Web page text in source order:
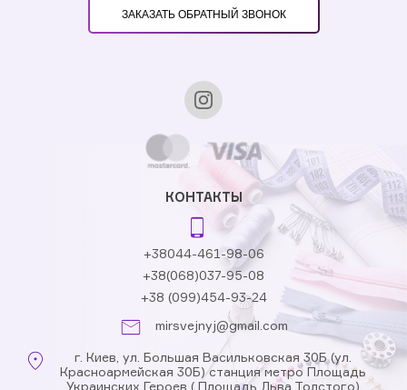
ЗАКАЗАТЬ ОБРАТНЫЙ ЗВОНОК
КОНТАКТЫ
+38044-461-98-06
+38(068)037-95-08
+38 (099)454-93-24
mirsvejnyj@gmail.com
г. Киев, ул. Большая Васильковская 30Б (ул.
Красноармейская 30Б) станция метро Площадь
Украинских Героев ( Площадь Льва Толстого)